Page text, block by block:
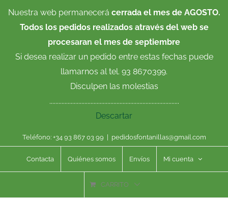
Nuestra web permanecerá cerrada el mes de AGOSTO.
Todos los pedidos realizados através del web se
procesaran el mes de septiembre
Si desea realizar un pedido entre estas fechas puede
llamarnos al tel. 93 8670399.
Disculpen las molestias
.....................................................................................
Descartar
Teléfono: +34 93 867 03 99 pedidosfontanillas@gmail.com
Contacta Quiénes somos Envíos Mi cuenta
CARRITO